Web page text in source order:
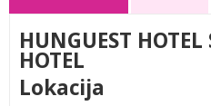
HUNGUEST HOTEL
HOTEL
Lokacija